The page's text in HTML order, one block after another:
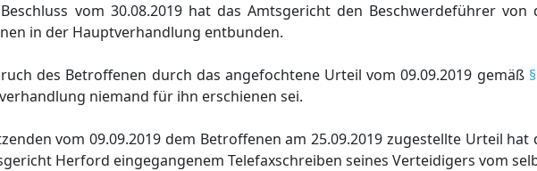
vom 30.08.2019 hat das Amtsgericht den Beschwerdeführer von
in der Hauptverhandlung entbunden.
des Betroffenen durch das angefochtene Urteil vom 09.09.2019 gemäß
niemand für ihn erschienen sei.
vom 09.09.2019 dem Betroffenen am 25.09.2019 zugestellte Urteil hat
Herford eingegangenem Telefaxschreiben seines Verteidigers vom